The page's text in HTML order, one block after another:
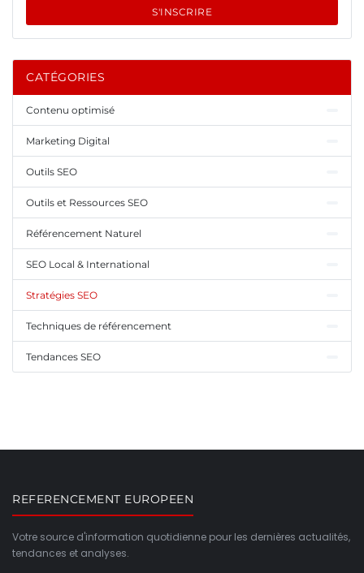
S'INSCRIRE
CATÉGORIES
Contenu optimisé
Marketing Digital
Outils SEO
Outils et Ressources SEO
Référencement Naturel
SEO Local & International
Stratégies SEO
Techniques de référencement
Tendances SEO
REFERENCEMENT EUROPEEN
Votre source d'information quotidienne pour les dernières actualités,
tendances et analyses.